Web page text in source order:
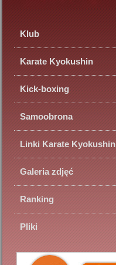
Klub
Karate Kyokushin
Kick-boxing
Samoobrona
Linki Karate Kyokushin
Galeria zdjęć
Ranking
Pliki